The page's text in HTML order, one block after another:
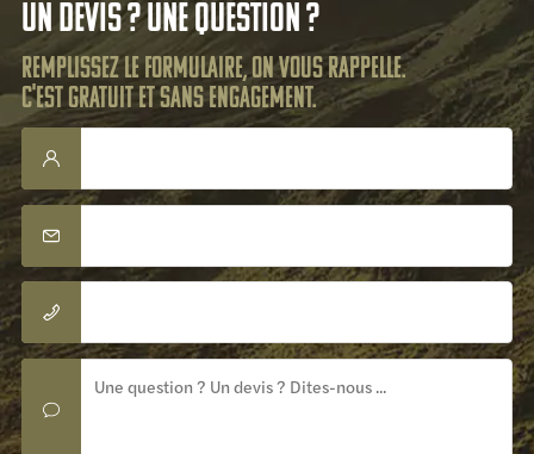
Un devis ? Une question ?
Remplissez le formulaire, on vous rappelle.
C'est gratuit et sans engagement.